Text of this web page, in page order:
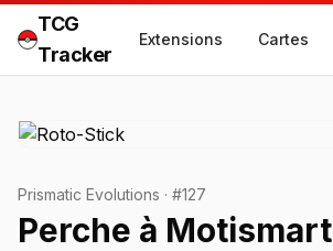
TCG
Tracker
Extensions Cartes
Prismatic Evolutions · #127
Perche à Motismart